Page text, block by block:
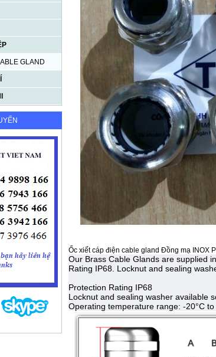
GLAND
Ốc xiết cáp điện cable gland Đồng mạ INOX
Our Brass Cable Glands are supplied
Rating IP68. Locknut and sealing
Protection Rating IP68
Locknut and sealing washer available
Operating temperature range: -20°C to